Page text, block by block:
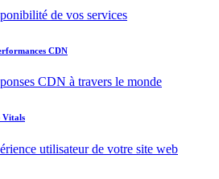
de vos services
CDN
CDN à travers le monde
Vitals
utilisateur de votre site web